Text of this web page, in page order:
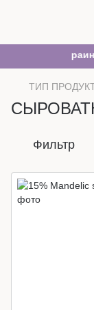
будет Украина!
ТИП
Фильтр